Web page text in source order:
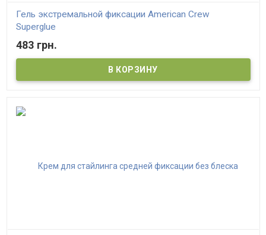
Гель экстремальной фиксации American Crew
Superglue
483 грн.